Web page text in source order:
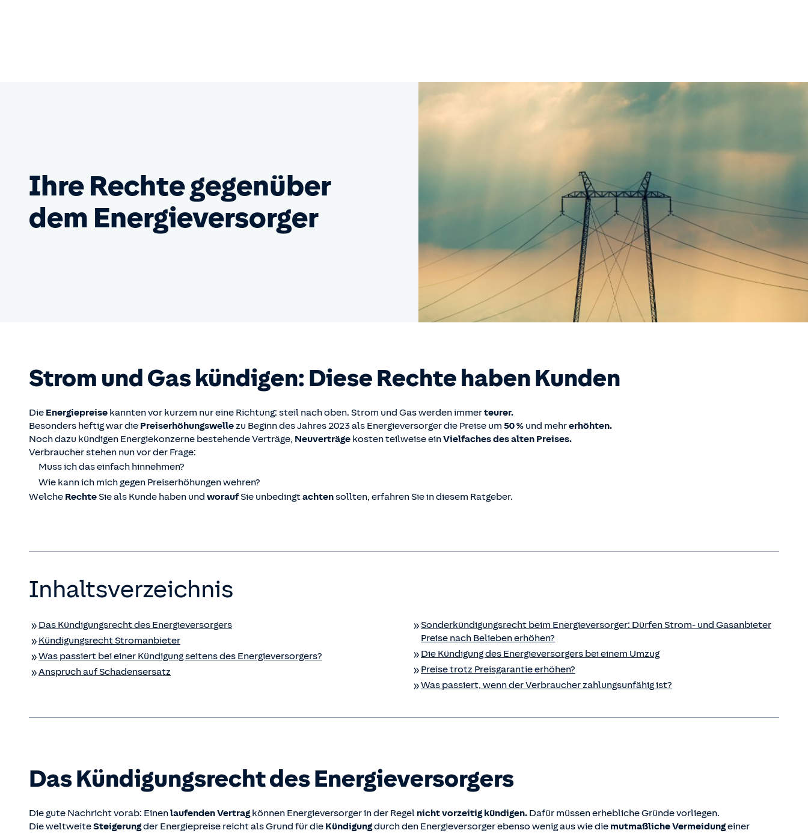
Ihre Rechte gegenüber
dem Energieversorger
Strom und Gas kündigen: Diese Rechte haben Kunden
Die Energiepreise kannten vor kurzem nur eine Richtung: steil nach oben. Strom und Gas werden immerteurer.
Besonders heftig war die Preiserhöhungswellezu Beginn des Jahres 2023 als Energieversorger die Preise um 50 % und mehrerhöhten.
Noch dazu kündigen Energiekonzerne bestehende Verträge, Neuverträge kosten teilweise einVielfaches des alten Preises.
Verbraucher stehen nun vor der Frage:
Muss ich das einfach hinnehmen?
Wie kann ich mich gegen Preiserhöhungen wehren?
Welche RechteSie als Kunde haben und woraufSie unbedingtachtensollten, erfahren Sie in diesem Ratgeber.
Inhaltsverzeichnis
Das Kündigungsrecht des Energieversorgers
Kündigungsrecht Stromanbieter
Was passiert bei einer Kündigung seitens des Energieversorgers?
Anspruch auf Schadensersatz
Sonderkündigungsrecht beim Energieversorger: Dürfen Strom- und Gasanbieter
Preise nach Belieben erhöhen?
Die Kündigung des Energieversorgers bei einem Umzug
Preise trotz Preisgarantie erhöhen?
Was passiert, wenn der Verbraucher zahlungsunfähig ist?
Das Kündigungsrecht des Energieversorgers
Die gute Nachricht vorab: Einenlaufenden Vertragkönnen Energieversorger in der Regel nicht vorzeitig kündigen. Dafür müssen erhebliche Gründe vorliegen.
Die weltweiteSteigerungder Energiepreise reicht als Grund für die Kündigungdurch den Energieversorger ebenso wenig aus wie die mutmaßliche Vermeidungeiner